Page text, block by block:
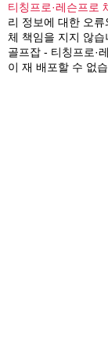
티칭프로·레슨프로
리 정보에 대한 오
체 책임을 지지 않습
골프잡 - 티칭프로·
이 재 배포할 수 없